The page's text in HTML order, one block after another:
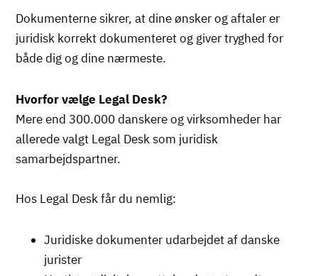
Dokumenterne sikrer, at dine ønsker og aftaler er
juridisk korrekt dokumenteret og giver tryghed for
både dig og dine nærmeste.
Hvorfor vælge Legal Desk?
Mere end 300.000 danskere og virksomheder har
allerede valgt Legal Desk som juridisk
samarbejdspartner.
Hos Legal Desk får du nemlig:
Juridiske dokumenter udarbejdet af danske
jurister